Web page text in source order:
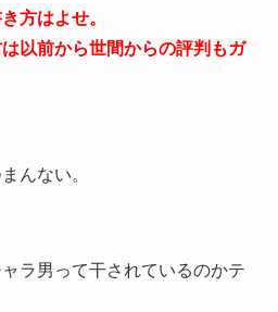
方はよせ。
以前から世間からの評判もガ
んない。
ラ男って干されているのかテ